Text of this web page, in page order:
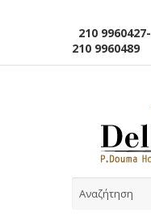
210 9960427-
210 9960489